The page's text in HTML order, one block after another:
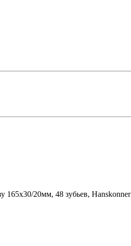
165x30/20мм, 48 зубьев, Hanskonner